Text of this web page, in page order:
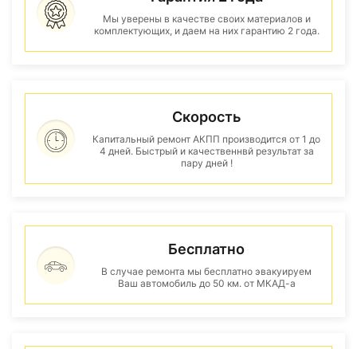
Мы уверены в качестве своих материалов и
комплектующих, и даем на них гарантию 2 года.
Скорость
Капитальный ремонт АКПП производится от 1 до
4 дней. Быстрый и качественнвй результат за
пару дней !
Бесплатно
В случае ремонта мы бесплатно эвакуируем
Ваш автомобиль до 50 км. от МКАД-а